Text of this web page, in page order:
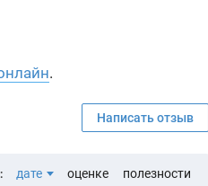
.
Написать отзыв
дате оценке полезности